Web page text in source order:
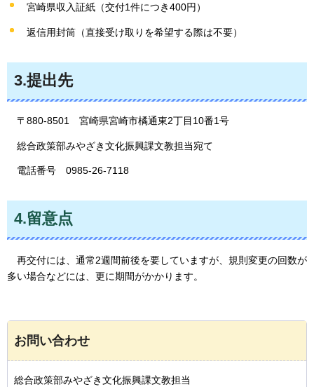
宮崎県収入証紙（交付1件につき400円）
返信用封筒（直接受け取りを希望する際は不要）
3.提出先
〒880-8501 宮崎県宮崎市橘通東2丁目10番1号
総合政策部みやざき文化振興課文教担当宛て
電話番号 0985-26-7118
4.留意点
再交付には、通常2週間前後を要していますが、規則変更の回数が
多い場合などには、更に期間がかかります。
お問い合わせ
総合政策部みやざき文化振興課文教担当